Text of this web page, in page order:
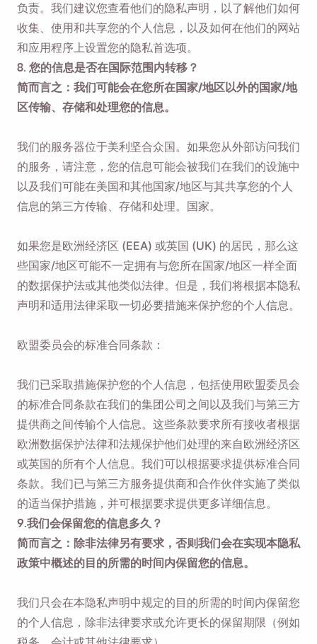
负责。我们建议您查看他们的隐私声明，以了解他们如何
收集、使用和共享您的个人信息，以及如何在他们的网站
和应用程序上设置您的隐私首选项。
8. 您的信息是否在国际范围内转移？
简而言之：我们可能会在您所在国家/地区以外的国家/地
区传输、存储和处理您的信息。
我们的服务器位于美利坚合众国。如果您从外部访问我们
的服务，请注意，您的信息可能会被我们在我们的设施中
以及我们可能在美国和其他国家/地区与其共享您的个人
信息的第三方传输、存储和处理。国家。
如果您是欧洲经济区 (EEA) 或英国 (UK) 的居民，那么这
些国家/地区可能不一定拥有与您所在国家/地区一样全面
的数据保护法或其他类似法律。但是，我们将根据本隐私
声明和适用法律采取一切必要措施来保护您的个人信息。
欧盟委员会的标准合同条款：
我们已采取措施保护您的个人信息，包括使用欧盟委员会
的标准合同条款在我们的集团公司之间以及我们与第三方
提供商之间传输个人信息。这些条款要求所有接收者根据
欧洲数据保护法律和法规保护他们处理的来自欧洲经济区
或英国的所有个人信息。我们可以根据要求提供标准合同
条款。我们已与第三方服务提供商和合作伙伴实施了类似
的适当保护措施，并可根据要求提供更多详细信息。
9.我们会保留您的信息多久？
简而言之：除非法律另有要求，否则我们会在实现本隐私
政策中概述的目的所需的时间内保留您的信息。
我们只会在本隐私声明中规定的目的所需的时间内保留您
的个人信息，除非法律要求或允许更长的保留期限（例如
提醒我🔔
当您返回 MacOS 或 Windows PC 时，向自己发送
提醒以下载 Viddly。
Name